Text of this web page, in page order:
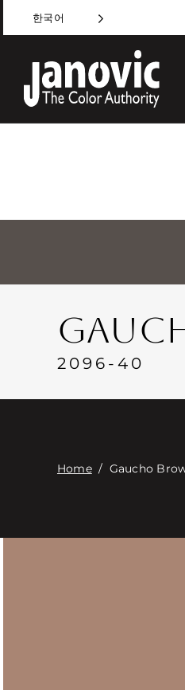
to
content
한국어
2096-40
Home/ Gaucho